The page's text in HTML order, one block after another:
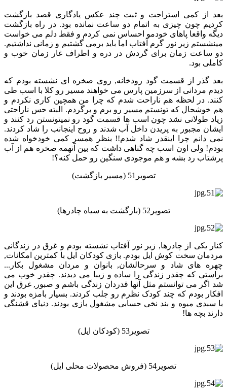
بعد از کمی استراحت و ثبت چند عکس یادگاری قصد بازگشت
کردیم چون چیزی به اتمام دو ساعت نمانده بود. در راه بازگشت
دیگه واقعا پاهای خودمو احساس نمی کردم و فقط دلم می خواست
مینشستم زیر نور گرم آفتاب اما باید برمی گشتیم و زمانی نداشتیم.
دو ساعت زمان برای گردش در دره و اطراف غار زمان خوب و
کاملی بود.
بعد گذر از قسمت گود رودخانه, روی صخره ای نشسته بودم که
دیدم مردانی از سرزمین پارس می خواهند مسیر رو کلا با اسب طی
کنند. در لحظه هم ناراحت شدم که چرا من همچین کاری نکردم و
هم خوشحال که تونستم مسیر رو برم و برگردم. البته حس ناراحتی
زیاد طولانی نشد چون اسب ها قسمت گود رو نمیتونستن رد کنند و
ایشان مجبور به پریدن داخل آب شدند و روح اینجانب را شاد کردند.
نمی دانم چرا اینقدر شاد شدم!! بنظر همسر کمی خودخواه شده
بودم! ولی اون اسب چه گناهی داشت که بین آنهمه صخره هم از آب
پرشتاب رد بشه و هم موجودی سنگین رو حمل کنه؟!
تصویر51 (مسیر بازگشت)
تصویر52 (بازگشت به سیاه چادرها)
کنار یکی از چادرها, زیر نور آفتاب نشسته بودم و غرق در زندگانی
مردمان سخت کوش ایل بودم. بازی کودکان ایل با کمترین امکانات,
چهره های شاد و سرحالشان, بانوان و مردان مشغول بکار...
براستی که چقدر زندگی را ساده و زیبا می دیدند. چقدر خوب می
شد اگر می توانستم مثل آنها قدردان زندگی باشم و صبور, غرق این
افکار بودم که چند کودک نظرم رو جلب کردند. بسیار بامزه بودند و
با سبدی میوه و بند نخی حسابی مشغول بازی بودند. دنیای قشنگی
دارند بچه ها!
تصویر53 (کودکان ایل)
تصویر54 (فروش محصولات محلی ایل)